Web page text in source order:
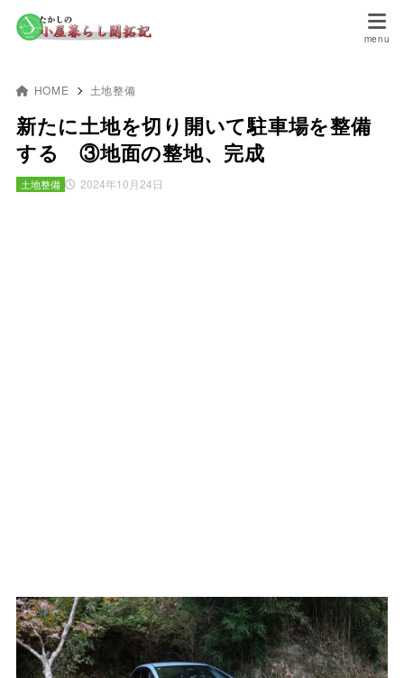
HOME 土地整備
新たに土地を切り開いて駐車場を整備
する ③地面の整地、完成
2024年10月24日
土地整備